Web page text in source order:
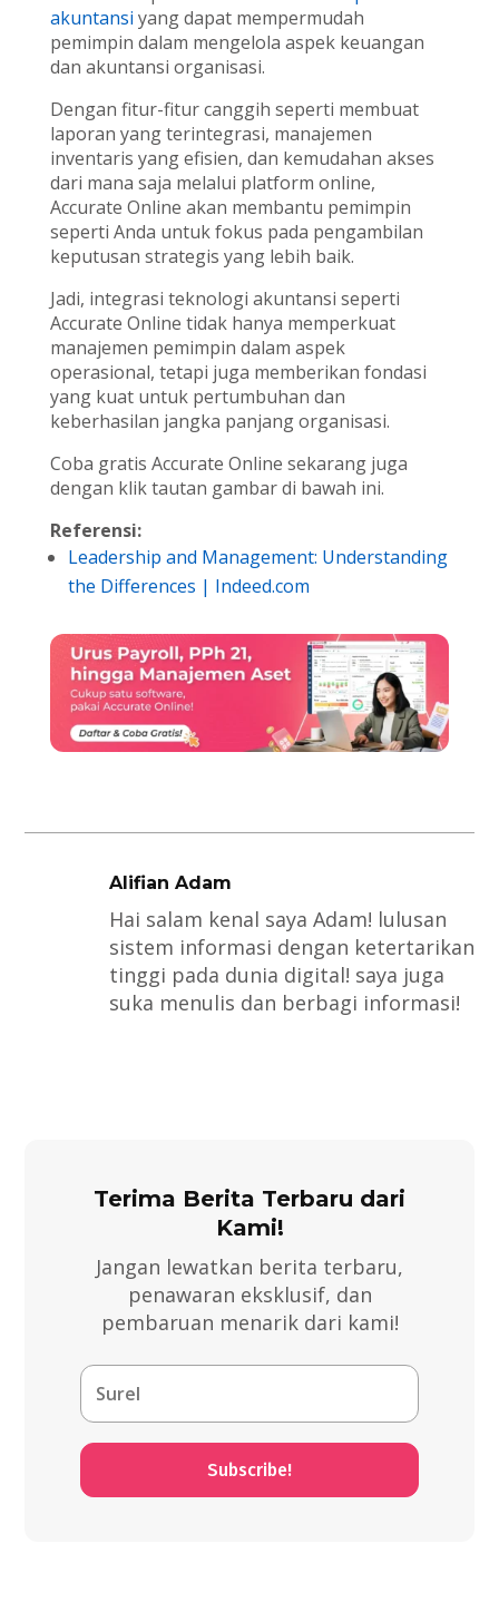
akuntansi yang dapat mempermudah
pemimpin dalam mengelola aspek keuangan
dan akuntansi organisasi.
Dengan fitur-fitur canggih seperti membuat
laporan yang terintegrasi, manajemen
inventaris yang efisien, dan kemudahan akses
dari mana saja melalui platform online,
Accurate Online akan membantu pemimpin
seperti Anda untuk fokus pada pengambilan
keputusan strategis yang lebih baik.
Jadi, integrasi teknologi akuntansi seperti
Accurate Online tidak hanya memperkuat
manajemen pemimpin dalam aspek
operasional, tetapi juga memberikan fondasi
yang kuat untuk pertumbuhan dan
keberhasilan jangka panjang organisasi.
Coba gratis Accurate Online sekarang juga
dengan klik tautan gambar di bawah ini.
Referensi:
Leadership and Management: Understanding
the Differences | Indeed.com
Alifian Adam
Hai salam kenal saya Adam! lulusan
sistem informasi dengan ketertarikan
tinggi pada dunia digital! saya juga
suka menulis dan berbagi informasi!
Terima Berita Terbaru dari
Kami!
Jangan lewatkan berita terbaru,
penawaran eksklusif, dan
pembaruan menarik dari kami!
Subscribe!